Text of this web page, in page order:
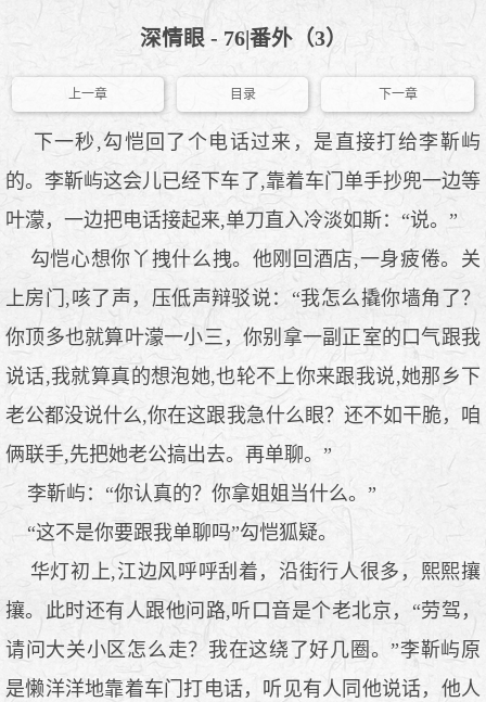
深情眼 - 76|番外（3）
上一章 目录 下一章
下一秒,勾恺回了个电话过来，是直接打给李靳屿
的。李靳屿这会儿已经下车了,靠着车门单手抄兜一边等
叶濛，一边把电话接起来,单刀直入冷淡如斯：“说。”
勾恺心想你丫拽什么拽。他刚回酒店,一身疲倦。关
上房门,咳了声，压低声辩驳说：“我怎么撬你墙角了？
你顶多也就算叶濛一小三，你别拿一副正室的口气跟我
说话,我就算真的想泡她,也轮不上你来跟我说,她那乡下
老公都没说什么,你在这跟我急什么眼？还不如干脆，咱
俩联手,先把她老公搞出去。再单聊。”
李靳屿：“你认真的？你拿姐姐当什么。”
“这不是你要跟我单聊吗”勾恺狐疑。
华灯初上,江边风呼呼刮着，沿街行人很多，熙熙攘
攘。此时还有人跟他问路,听口音是个老北京，“劳驾，
请问大关小区怎么走？我在这绕了好几圈。”李靳屿原
是懒洋洋地靠着车门打电话，听见有人同他说话，他人